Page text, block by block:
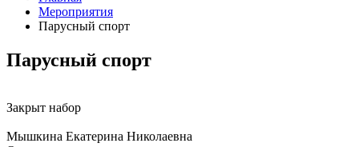
Мероприятия
Парусный спорт
Парусный спорт
Закрыт набор
Мышкина Екатерина Николаевна